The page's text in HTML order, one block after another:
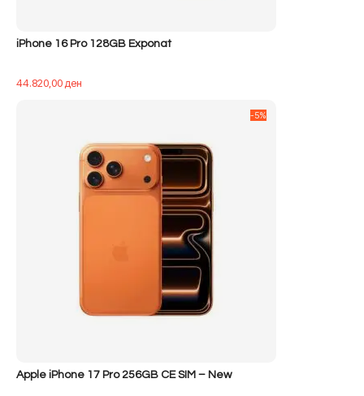
iPhone 16 Pro 128GB Exponat
44.820,00ден
Apple iPhone 17 Pro 256GB CE SIM – New
-5%